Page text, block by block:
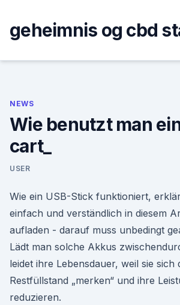
content
geheimnis og cbd
NEWS
Wie benutzt man
cart_
USER
Wie ein USB-Stick funktioniert,
einfach und verständlich in diesem
aufladen - darauf muss unbedingt
Lädt man solche Akkus
leidet ihre Lebensdauer, weil sie sich
Restfüllstand „merken“ und ihre
reduzieren.